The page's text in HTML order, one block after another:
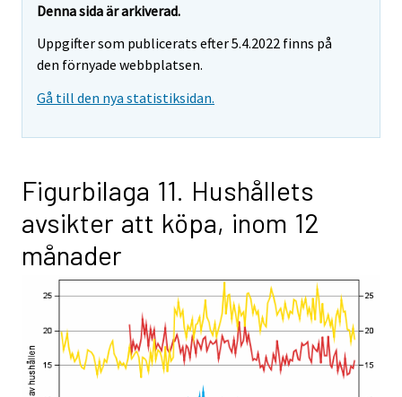
Denna sida är arkiverad.
Uppgifter som publicerats efter 5.4.2022 finns på
den förnyade webbplatsen.
Gå till den nya statistiksidan.
Figurbilaga 11. Hushållets
avsikter att köpa, inom 12
månader